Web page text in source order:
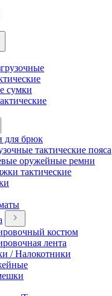
сумки
для брюк
тактические пояса
оружейные ремни
тактические
костюм
лента
/ Налокотники